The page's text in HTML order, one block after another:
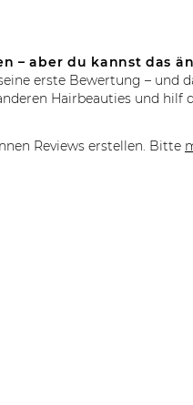
– aber du kannst das
erste Bewertung – und
Hairbeauties und hilf
Reviews erstellen. Bitte